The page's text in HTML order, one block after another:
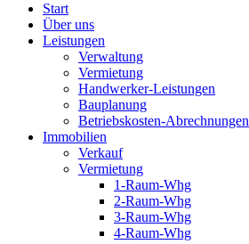
Start
Über uns
Leistungen
Verwaltung
Vermietung
Handwerker-Leistungen
Bauplanung
Betriebskosten-Abrechnungen
Immobilien
Verkauf
Vermietung
1-Raum-Whg
2-Raum-Whg
3-Raum-Whg
4-Raum-Whg